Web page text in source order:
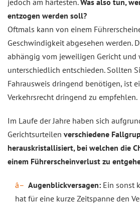
entzogen werden soll?
Oftmals kann von einem
Geschwindigkeit abgesehen werden.
abhängig vom jeweiligen Gericht und
unterschiedlich entschieden. Sollten
Fahrausweis dringend benötigen, ist
Verkehrsrecht dringend zu empfehlen.
Im Laufe der Jahre haben sich
Gerichtsurteilen verschiedene
herauskristallisiert, bei welchen die
einem Führerscheinverlust zu
Augenblickversagen: Ein sonst
hat für eine kurze Zeitspanne den